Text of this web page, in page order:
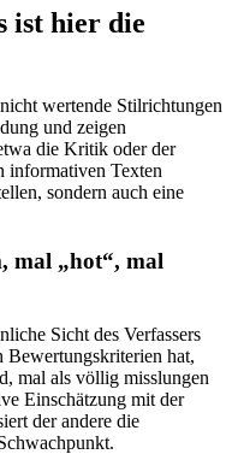
ist hier die
wertende Stilrichtungen
und zeigen
die Kritik oder der
informativen Texten
sondern auch eine
mal „hot“, mal
Sicht des Verfassers
Bewertungskriterien hat,
mal als völlig misslungen
Einschätzung mit der
der andere die